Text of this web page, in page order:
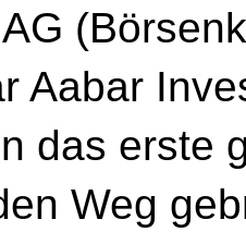
Aabar
das erste
Weg